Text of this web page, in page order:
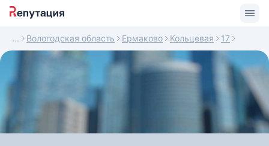
Вологодская область Ермаково Кольцевая 17